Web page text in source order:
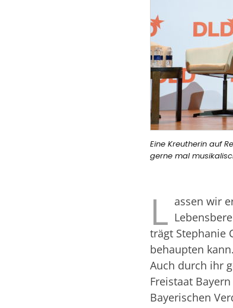
Eine Kreutherin auf
gerne mal
L assen wir
trägt Stephanie
behaupten
Auch durch ihr
Freistaat
Bayerischen